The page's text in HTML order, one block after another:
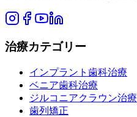
治療カテゴリー
インプラント歯科治療
ベニア歯科治療
ジルコニアクラウン治療
歯列矯正